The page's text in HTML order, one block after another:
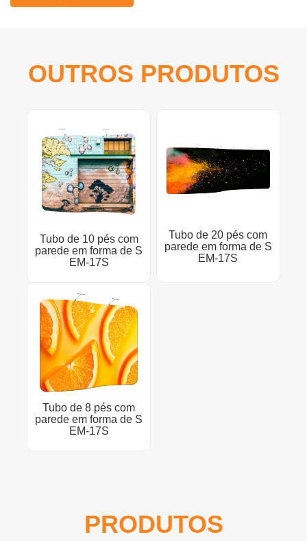
OUTROS PRODUTOS
Tubo de 10 pés com
parede em forma de S
EM-17S
Tubo de 20 pés com
parede em forma de S
EM-17S
Tubo de 8 pés com
parede em forma de S
EM-17S
PRODUTOS